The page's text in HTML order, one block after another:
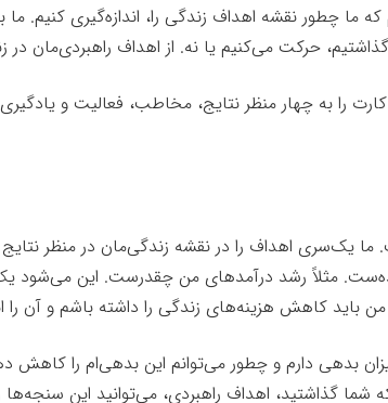
که ما چطور نقشه اهداف زندگی را، اندازه‌گیری کنیم.
حرکت می‌کنیم یا نه. از اهداف راهبردی‌مان
کارت را به چهار منظر نتایج، مخاطب، فعالیت و
ما یک‌سری اهداف را در نقشه زندگی‌مان در منظر
مثلاً رشد درآمدهای من چقدرست. این می‌شود یک
باید کاهش هزینه‌های زندگی را داشته باشم و آن را
بدهی دارم و چطور می‌توانم این بدهی‌ام را
شما گذاشتید، اهداف راهبردی، می‌توانید این سنجه‌ها